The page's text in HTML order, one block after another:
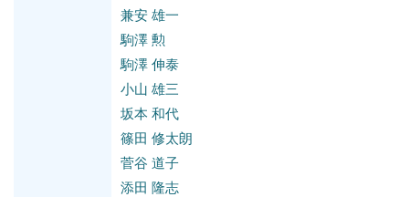
兼安 雄一
駒澤 勲
駒澤 伸泰
小山 雄三
坂本 和代
篠田 修太朗
菅谷 道子
添田 隆志